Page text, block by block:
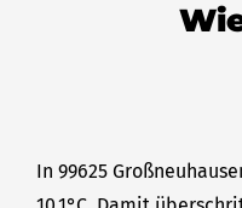
In 99625